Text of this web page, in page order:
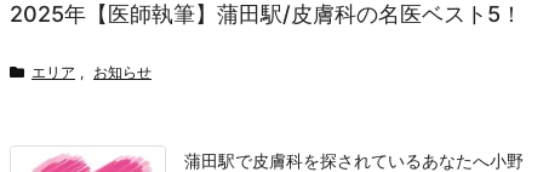
2025年【医師執筆】蒲田駅/皮膚科の名医ベスト5！
エリア , お知らせ
蒲田駅で皮膚科を探されているあなたへ小野